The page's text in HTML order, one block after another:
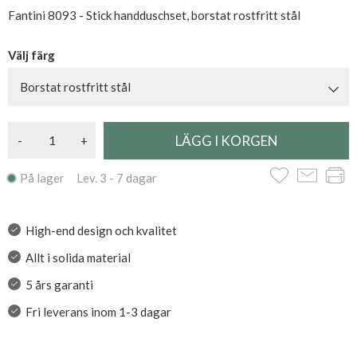
Fantini 8093 - Stick handduschset, borstat rostfritt stål
Välj färg
Borstat rostfritt stål
- +
På lager Lev. 3 - 7 dagar
High-end design och kvalitet
Allt i solida material
5 års garanti
Fri leverans inom 1-3 dagar